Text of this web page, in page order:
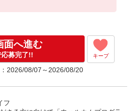
面へ進む
応募完了!! キープ
2026/08/07～2026/08/20
フ